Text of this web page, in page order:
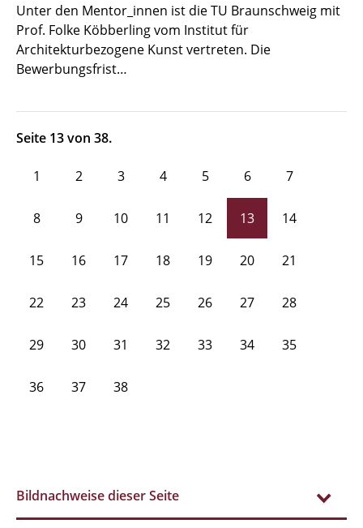
Unter den Mentor_innen ist die TU Braunschweig mit
Prof. Folke Köbberling vom Institut für
Architekturbezogene Kunst vertreten. Die
Bewerbungsfrist…
Seite 13 von 38.
1 2 3 4 5 6 7
8 9 10 11 12 13 14
15 16 17 18 19 20 21
22 23 24 25 26 27 28
29 30 31 32 33 34 35
36 37 38
Bildnachweise dieser Seite